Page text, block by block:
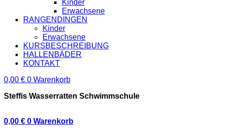
Kinder
Erwachsene
RANGENDINGEN
Kinder
Erwachsene
KURSBESCHREIBUNG
HALLENBÄDER
KONTAKT
0,00 € 0 Warenkorb
Steffis Wasserratten Schwimmschule
0,00 € 0 Warenkorb